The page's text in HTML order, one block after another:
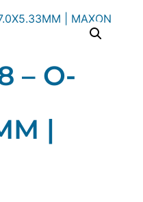
– O-
|